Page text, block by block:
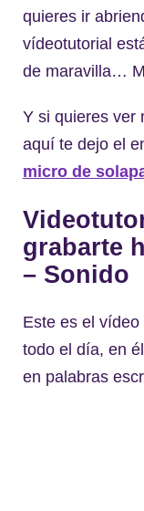
quieres ir
vídeotutorial
de maravilla…
Y si quieres ver
aquí te dejo el
micro de
grabarte
– Sonido
Este es el
todo el día, en
en palabras